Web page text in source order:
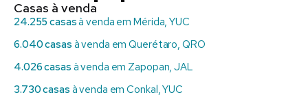
Casas à venda
24.255 casasà venda em Mérida, YUC
6.040 casas à venda em Querétaro, QRO
4.026 casas à venda em Zapopan, JAL
3.730 casas à venda em Conkal, YUC